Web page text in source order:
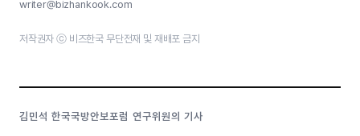
writer@bizhankook.com
저작권자 ⓒ 비즈한국 무단전재 및 재배포 금지
김민석 한국국방안보포럼 연구위원의 기사